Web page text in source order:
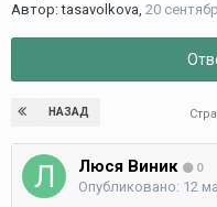
Автор:tasavolkova, 20
НАЗАД
Люся Виник 0
Опубликовано: 12